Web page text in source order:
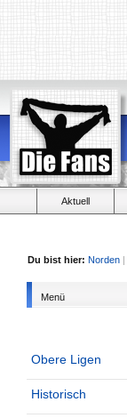
Aktuell
Du bist hier: Norden |
Menü
Obere Ligen
Historisch